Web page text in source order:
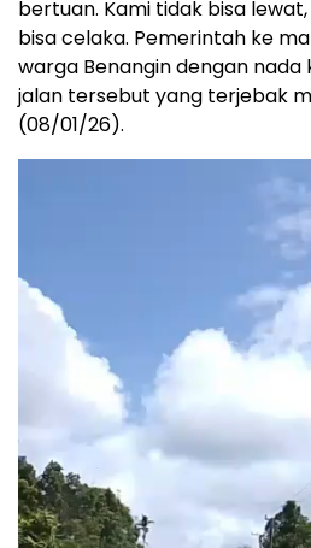
bertuan. Kami tidak bisa
bisa celaka. Pemerintah ke
warga Benangin dengan nada
jalan tersebut yang terjebak
(08/01/26).